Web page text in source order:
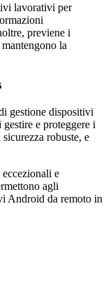
lavorativi per
previene i
la
gestione dispositivi
e proteggere i
robuste, e
e
agli
Android da remoto in